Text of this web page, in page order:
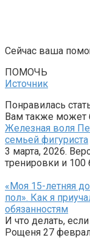
Сейчас ваша
ПОМОЧЬ
Источник
Понравилась
Вам также может
Железная воля
семьей фигуриста
3 марта, 2026.
тренировки и
«Моя 15-летняя
пол». Как я
обязанностям
И что делать,
Рощеня 27